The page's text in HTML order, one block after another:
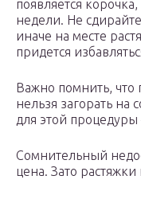
появляется
недели. Не
иначе на месте
придется
Важно помнить, что
нельзя загорать на
для этой
Сомнительный
цена. Зато